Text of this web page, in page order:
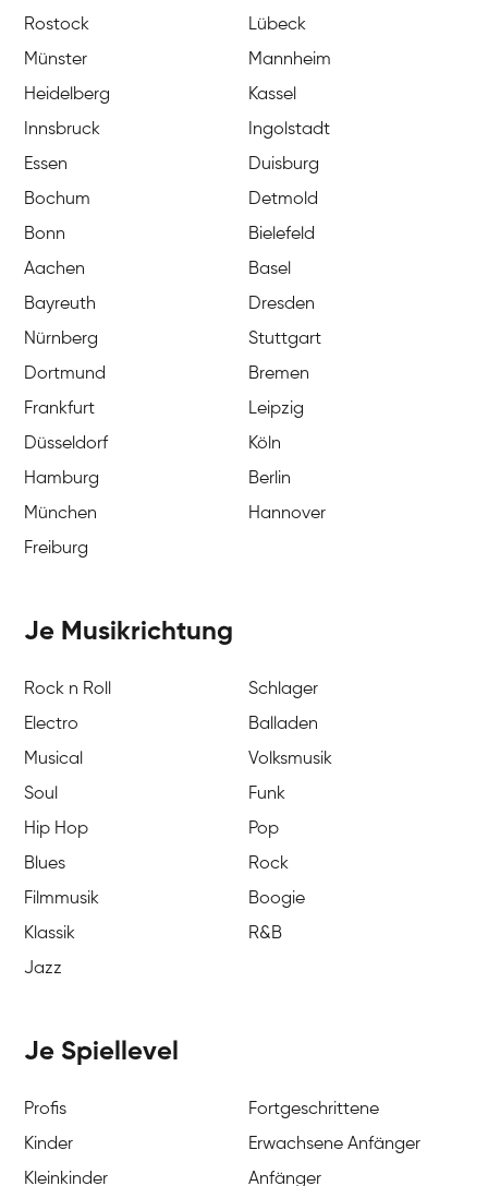
Rostock
Lübeck
Münster
Mannheim
Heidelberg
Kassel
Innsbruck
Ingolstadt
Essen
Duisburg
Bochum
Detmold
Bonn
Bielefeld
Aachen
Basel
Bayreuth
Dresden
Nürnberg
Stuttgart
Dortmund
Bremen
Frankfurt
Leipzig
Düsseldorf
Köln
Hamburg
Berlin
München
Hannover
Freiburg
Je Musikrichtung
Rock n Roll
Schlager
Electro
Balladen
Musical
Volksmusik
Soul
Funk
Hip Hop
Pop
Blues
Rock
Filmmusik
Boogie
Klassik
R&B
Jazz
Je Spiellevel
Profis
Fortgeschrittene
Kinder
Erwachsene Anfänger
Kleinkinder
Anfänger